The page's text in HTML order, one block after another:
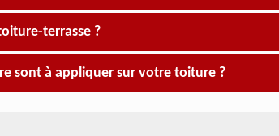
terrasse ?
sont à appliquer sur votre toiture ?